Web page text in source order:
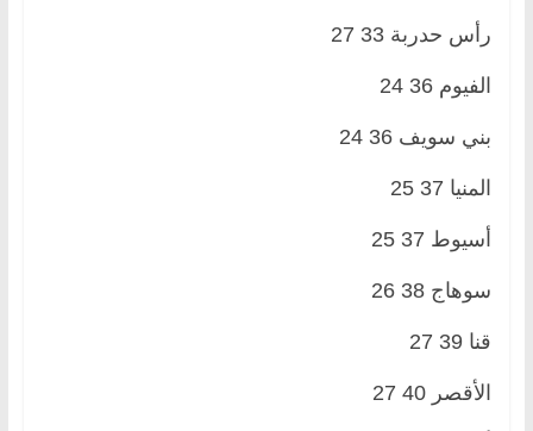
رأس حدربة 33 27
الفيوم 36 24
بني سويف 36 24
المنيا 37 25
أسيوط 37 25
سوهاج 38 26
قنا 39 27
الأقصر 40 27